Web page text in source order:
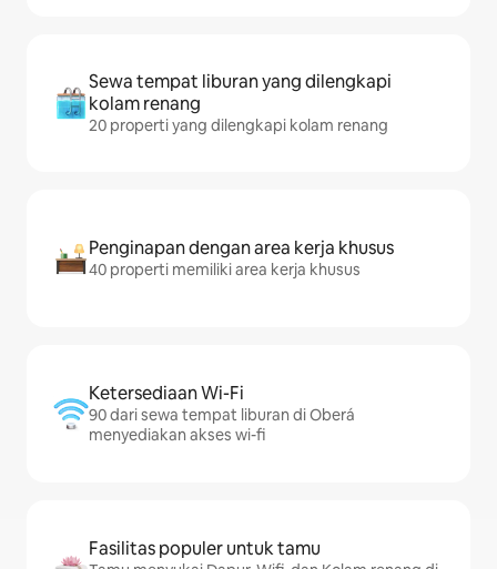
Sewa tempat liburan yang dilengkapi
kolam renang
20 properti yang dilengkapi kolam renang
Penginapan dengan area kerja khusus
40 properti memiliki area kerja khusus
Ketersediaan Wi-Fi
90 dari sewa tempat liburan di Oberá
menyediakan akses wi-fi
Fasilitas populer untuk tamu